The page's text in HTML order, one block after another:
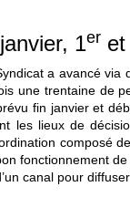
1er
a avancé
une trentaine de
fin janvier et
les lieux de
composé
fonctionnement
canal pour